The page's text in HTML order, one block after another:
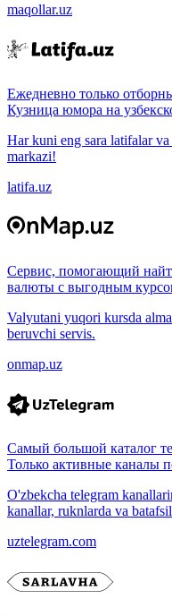
maqollar.uz
Ежедневно только
Кузница юмора на
Har kuni eng sara latifalar
markazi!
latifa.uz
Сервис, помогающий
валюты с выгодным
Valyutani yuqori kursda
beruvchi servis.
onmap.uz
Самый большой каталог
Только активные каналы
O'zbekcha telegram
kanallar, ruknlarda va
uztelegram.com